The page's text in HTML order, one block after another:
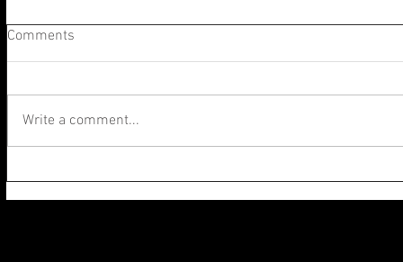
Comments
Write a comment...